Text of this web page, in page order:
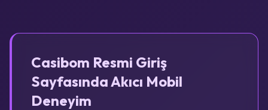
Casibom Resmi Giriş
Sayfasında Akıcı Mobil
Deneyim